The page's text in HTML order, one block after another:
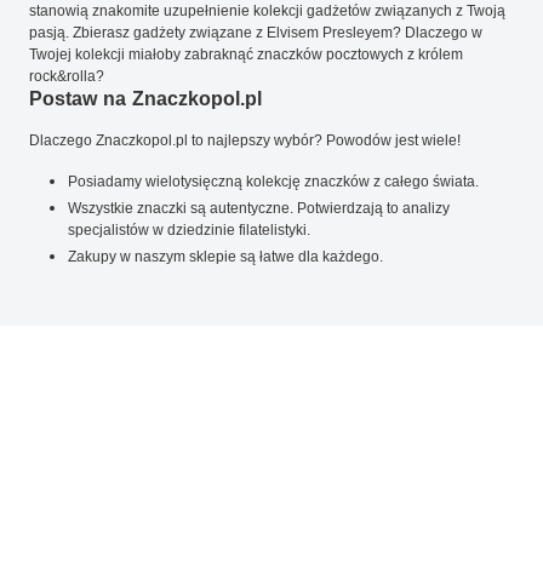
stanowią znakomite uzupełnienie kolekcji gadżetów związanych z Twoją
pasją. Zbierasz gadżety związane z Elvisem Presleyem? Dlaczego w
Twojej kolekcji miałoby zabraknąć znaczków pocztowych z królem
rock&rolla?
Postaw na Znaczkopol.pl
Dlaczego Znaczkopol.pl to najlepszy wybór? Powodów jest wiele!
Posiadamy wielotysięczną kolekcję znaczków z całego świata.
Wszystkie znaczki są autentyczne. Potwierdzają to analizy
specjalistów w dziedzinie filatelistyki.
Zakupy w naszym sklepie są łatwe dla każdego.